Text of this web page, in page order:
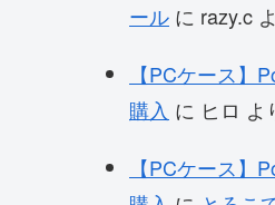
ール に razy.c
【PCケース】
購入 に ヒロ よ
【PCケース】